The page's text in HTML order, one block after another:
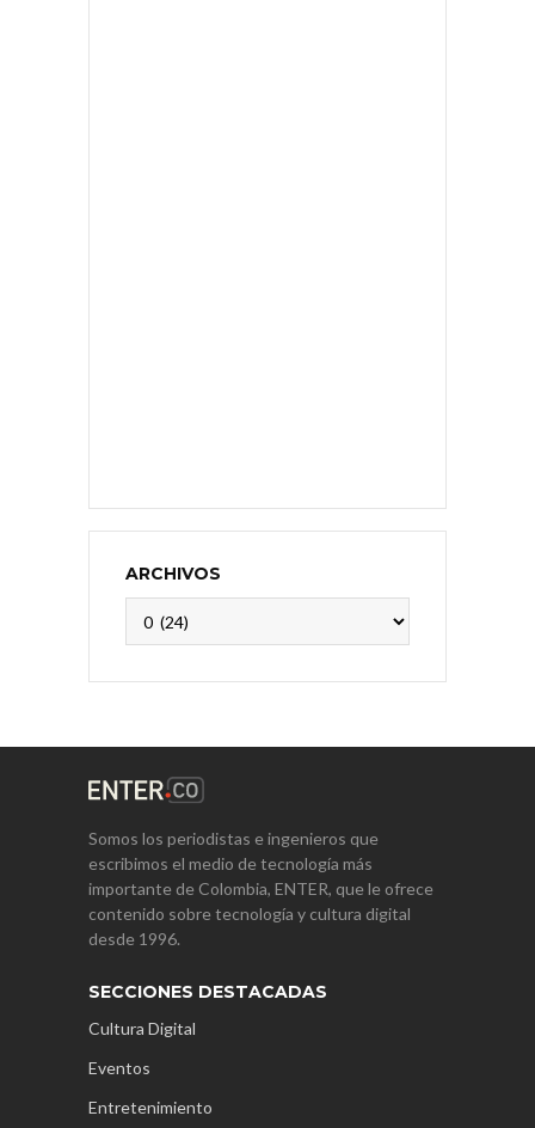
ARCHIVOS
Somos los periodistas e ingenieros que
escribimos el medio de tecnología más
importante de Colombia, ENTER, que le ofrece
contenido sobre tecnología y cultura digital
desde 1996.
SECCIONES DESTACADAS
Cultura Digital
Eventos
Entretenimiento